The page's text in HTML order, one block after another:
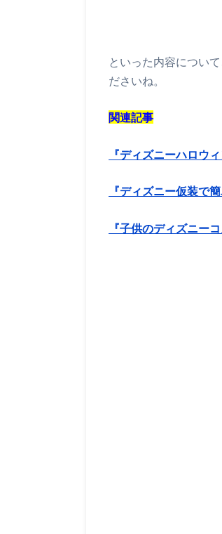
といった内容につい
ださいね。
関連記事
『ディズニーハロウ
『ディズニー仮装で
『子供のディズニー